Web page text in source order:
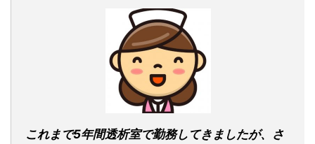
これまで5年間透析室で勤務してきましたが、さ